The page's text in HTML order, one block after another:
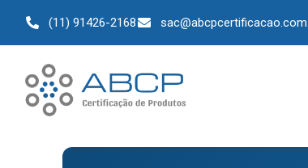
(11) 91426-2168